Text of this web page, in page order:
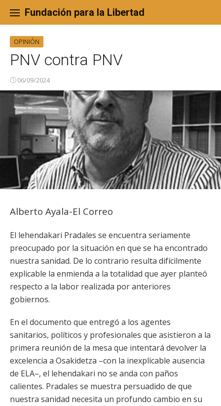
content
Fundación para la Libertad
OPINIÓN
PNV contra PNV
06/09/2024
Alberto Ayala-El Correo
El lehendakari Pradales se encuentra seriamente
preocupado por la situación en que se ha encontrado
nuestra sanidad. De lo contrario resulta difícilmente
explicable la enmienda a la totalidad que ayer planteó
respecto a la labor realizada por anteriores
gobiernos.
En el documento que entregó a los agentes
sanitarios, políticos y profesionales que asistieron a la
primera reunión de la mesa que intentará devolver la
excelencia a Osakidetza –con la inexplicable ausencia
de ELA–, el lehendakari no se anda con paños
calientes. Pradales se muestra persuadido de que
nuestra sanidad necesita un profundo cambio en su